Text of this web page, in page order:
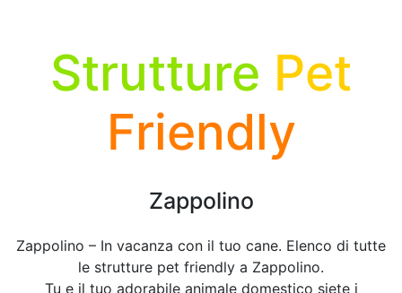
Strutture Pet
Friendly
Zappolino
Zappolino – In vacanza con il tuo cane. Elenco di tutte
le strutture pet friendly a Zappolino.
Tu e il tuo adorabile animale domestico siete i